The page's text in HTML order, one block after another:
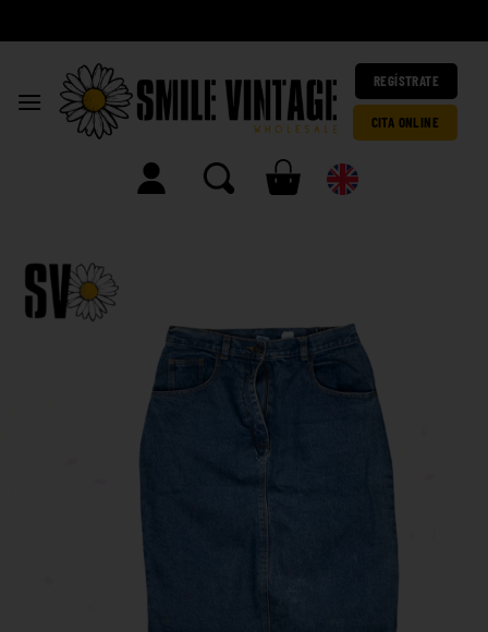
REGÍSTRATE
CITA ONLINE